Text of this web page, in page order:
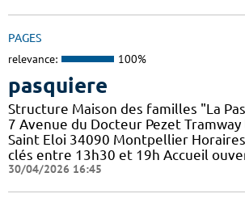
PAGES
relevance: 100%
pasquiere
Structure Maison des familles "La
7 Avenue du Docteur Pezet
Saint Eloi 34090 Montpellier
clés entre 13h30 et 19h Accueil
30/04/2026 16:45